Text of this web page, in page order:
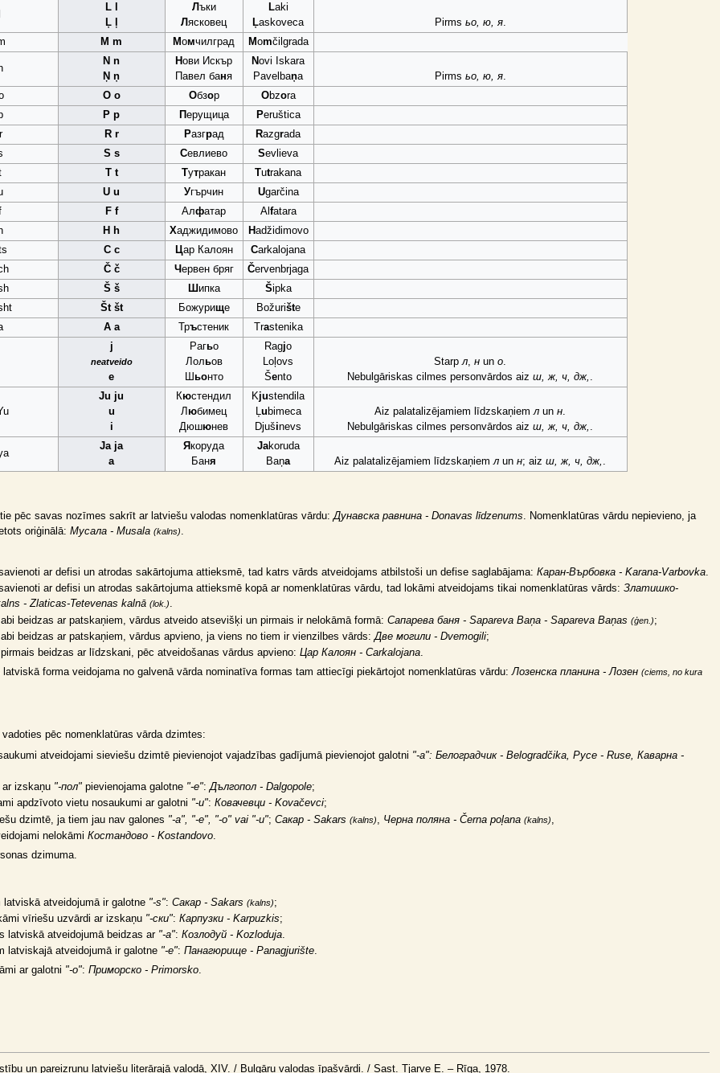
L l
Ļ ļ
Лъки
Лясковец
Laki
Ļaskoveca Pirms ьо, ю, я.
M m Момчилград Momčilgrada
N n
Ņ ņ
Нови Искър
Павел баня
Novi Iskara
Pavelbaņa Pirms ьо, ю, я.
O o Обзор Obzora
P p Перущица Peruštica
R r Разград Razgrada
S s Севлиево Sevlieva
T t Тутракан Tutrakana
U u Угърчин Ugarčina
F f Алфатар Al fatara
H h Хаджидимово Hadžidimovo
C c Цар Калоян Carkalojana
Č č Червен бряг Červenbrjaga
Š š Шипка Šipka
Št št Божурище Božurište
A a Тръстеник Trastenika
j
neatveido
e
Рагьо
Лольов
ьонто
Ragjo
Loļovs
Šento
Starpл ,н uno
Nebulgāriskas cilmes personvārdos aizш, ж, ч, дж,
Ju ju
u
i
Кюстендил
Любимец
Дюшюнев
Kjustendila
u bimeca
Djušinevs
Aiz palatalizējamiem līdzskaņiemл unн
Nebulgāriskas cilmes personvārdos aizш, ж, ч, дж,
Ja ja
a
Якоруда
Баня
Jakoruda
Baņa Aiz palatalizējamiem līdzskaņiemл unн; aizш, ж, ч, дж,
pēc savas nozīmes sakrīt ar latviešu valodas nomenklatūras vārdu:Дунавска равнина - Donavas līdzenums. Nomenklatūras vārdu nepievieno, ja
oriģinālā: Мусала - Musala (kalns).
ar defisi un atrodas sakārtojuma attieksmē, tad katrs vārds atveidojams atbilstoši un defise saglabājama: Каран-Върбовка - Karana-Varbovka.
ar defisi un atrodas sakārtojuma attieksmē kopā ar nomenklatūras vārdu, tad lokāmi atveidojams tikai nomenklatūras vārds: Златишко-
- Zlaticas-Tetevenas kalnā (lok.).
beidzas ar patskaņiem, vārdus atveido atsevišķi un pirmais ir nelokāmā formā: Сапарева баня - Sapareva Baņa - Sapareva Baņas (ģen.);
beidzas ar patskaņiem, vārdus apvieno, ja viens no tiem ir vienzilbes vārds: Две могили - Dvemogili;
beidzas ar līdzskani, pēc atveidošanas vārdus apvieno: Цар Калоян - Carkalojana.
forma veidojama no galvenā vārda nominatīva formas tam attiecīgi piekārtojot nomenklatūras vārdu:Лозенска планина - Лозен (ciems, no kura
pēc nomenklatūras vārda dzimtes:
atveidojami sieviešu dzimtē pievienojot vajadzības gadījumā pievienojot galotni "-a": Белоградчик - Belogradčika, Русе - Ruse, Каварна -
izskaņu "-пол"pievienojama galotne "-e":Дългопол - Dalgopole;
apdzīvoto vietu nosaukumi ar galotni "-и": Ковачевци - Kovačevci;
dzimtē, ja tiem jau nav galones "-a", "-e", "-o" vai "-и"; Сакар - Sakars (kalns) Черна поляна - Černa poļana (kalns)
nelokāmi Костандово - Kostandovo.
dzimuma.
atveidojumā ir galotne "-s": Сакар - Sakars (kalns);
vīriešu uzvārdi ar izskaņu "-ски": Карпузки - Karpuzkis;
latviskā atveidojumā beidzas ar "-a": Козлодуй - Kozloduja.
latviskajā atveidojumā ir galotne "-e": Панагюрище - Panagjurište.
ar galotni "-o": Приморско - Primorsko.
un pareizrunu latviešu literārajā valodā, XIV. / Bulgāru valodas īpašvārdi. / Sast. Tjarve E. – Rīga, 1978.